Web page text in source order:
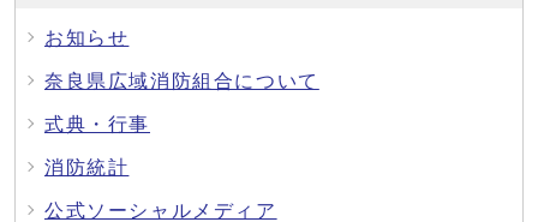
お知らせ
奈良県広域消防組合について
式典・行事
消防統計
公式ソーシャルメディア